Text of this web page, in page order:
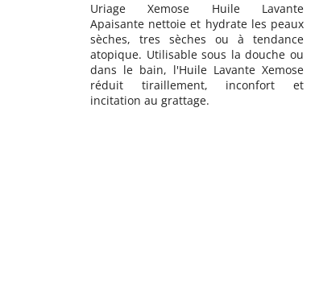
Uriage Xemose Brume SOS Anti-
Grattage est un soin à effet apaisant en
moins d'une minute destiné aux
personnes ayant une peau sèche à
tendance atopique. Simple à utiliser, la
Brume SOS Anti-Grattage Xemose
apaise très rapidement les irritations